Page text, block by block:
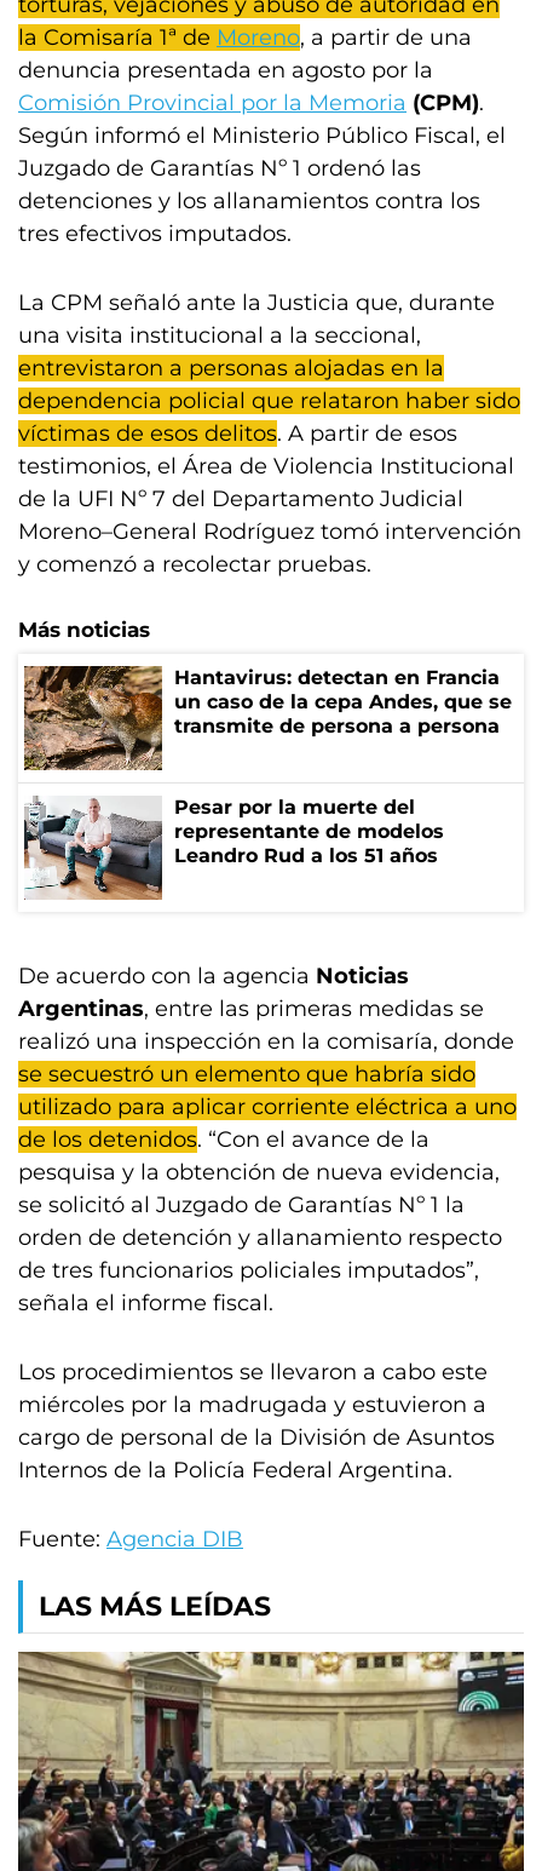
la Comisaría 1ª de Moreno, a partir de una
denuncia presentada en agosto por la
Comisión Provincial por la Memoria (CPM).
Según informó el Ministerio Público Fiscal, el
Juzgado de Garantías Nº 1 ordenó las
detenciones y los allanamientos contra los
tres efectivos imputados.
La CPM señaló ante la Justicia que, durante
una visita institucional a la seccional,
entrevistaron a personas alojadas en la
dependencia policial que relataron haber sido
víctimas de esos delitos. A partir de esos
testimonios, el Área de Violencia Institucional
de la UFI Nº 7 del Departamento Judicial
Moreno–General Rodríguez tomó intervención
y comenzó a recolectar pruebas.
Más noticias
Hantavirus: detectan en Francia
un caso de la cepa Andes, que se
transmite de persona a persona
Pesar por la muerte del
representante de modelos
Leandro Rud a los 51 años
De acuerdo con la agencia Noticias
Argentinas, entre las primeras medidas se
realizó una inspección en la comisaría, donde
se secuestró un elemento que habría sido
utilizado para aplicar corriente eléctrica a uno
de los detenidos. “Con el avance de la
pesquisa y la obtención de nueva evidencia,
se solicitó al Juzgado de Garantías Nº 1 la
orden de detención y allanamiento respecto
de tres funcionarios policiales imputados”,
señala el informe fiscal.
Los procedimientos se llevaron a cabo este
miércoles por la madrugada y estuvieron a
cargo de personal de la División de Asuntos
Internos de la Policía Federal Argentina.
Fuente: Agencia DIB
LAS MÁS LEÍDAS